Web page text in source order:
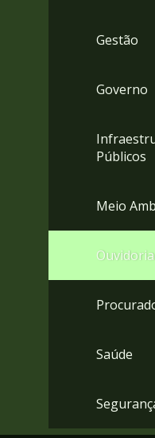
Gestão
Governo
Públicos
Meio
Ouvidoria
Saúde